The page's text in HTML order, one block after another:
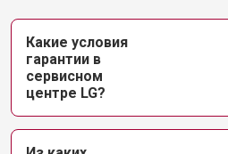
Какие условия
гарантии в
сервисном
центре LG?